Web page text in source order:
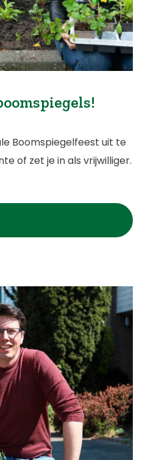
Boomspiegelfeest uit te
of zet je in als vrijwilliger.